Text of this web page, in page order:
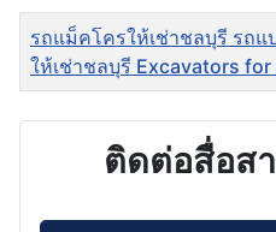
ชื่อ
รถแม็คโครให้เช่าชลบุรี รถแ
ให้เช่าชลบุรี Excavators
ติดต่อสื่อส